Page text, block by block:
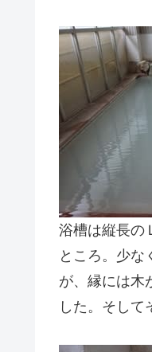
浴槽は縦長の
ところ。少な
が、縁には木
した。そして